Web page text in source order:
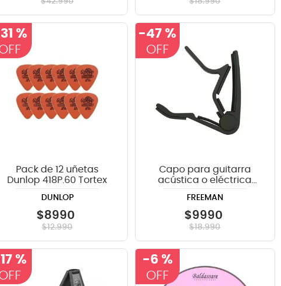
31 %
Pack de 12 uñetas
Dunlop 418P.60 Tortex
DUNLOP
$8990
$12.990
-47 %
Capo para guitarra
acústica o eléctrica
negro
FREEMAN
$9990
$18.990
17 % -6 %